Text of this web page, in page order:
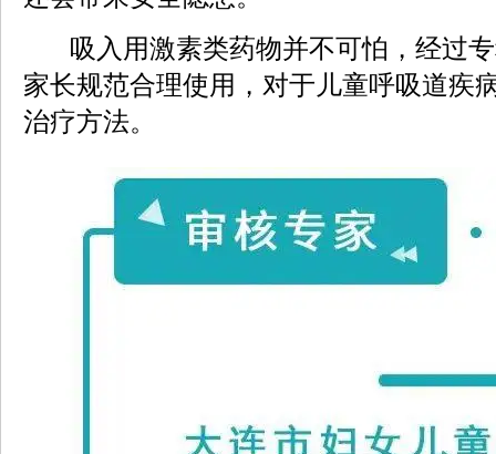
吸入用激素类药物并不可怕，经过
家长规范合理使用，对于儿童呼吸道疾
治疗方法。